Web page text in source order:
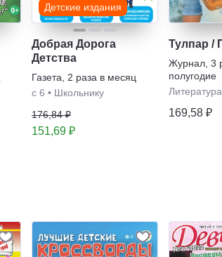
Детские издания
Добрая Дорога
Детства
Газета
2 раза в месяц
с 6 • Школьнику
176,84 ₽
151,69 ₽
Тулпар /
Журнал 3
полугодие
Литература
169,58 ₽